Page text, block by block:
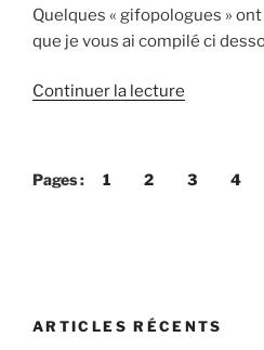
Quelques « gifopologues »
que je vous ai compilé ci
Continuer la lecture
Pages : 1 2 3 4
ARTICLES RÉCENTS